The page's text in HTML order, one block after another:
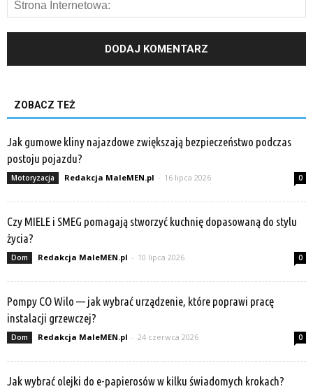
ZOBACZ TEŻ
Jak gumowe kliny najazdowe zwiększają bezpieczeństwo podczas
postoju pojazdu?
Motoryzacja Redakcja MaleMEN.pl - 16 lipca 2026 0
Czy MIELE i SMEG pomagają stworzyć kuchnię dopasowaną do stylu
życia?
Dom Redakcja MaleMEN.pl - 10 lipca 2026 0
Pompy CO Wilo — jak wybrać urządzenie, które poprawi pracę
instalacji grzewczej?
Dom Redakcja MaleMEN.pl - 24 czerwca 2026 0
Jak wybrać olejki do e-papierosów w kilku świadomych krokach?